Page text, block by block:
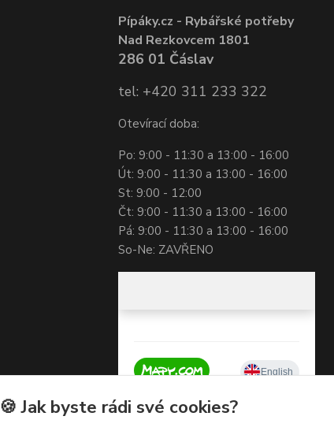
Pípáky.cz - Rybářské potřeby
Nad Rezkovcem 1801
286 01 Čáslav
tel: +420 311 233 322
Otevírací doba:
Po: 9:00 - 11:30 a 13:00 - 16:00
Út: 9:00 - 11:30 a 13:00 - 16:00
St: 9:00 - 12:00
Čt: 9:00 - 11:30 a 13:00 - 16:00
Pá: 9:00 - 11:30 a 13:00 - 16:00
So-Ne: ZAVŘENO
🍪 Jak byste rádi své cookies?